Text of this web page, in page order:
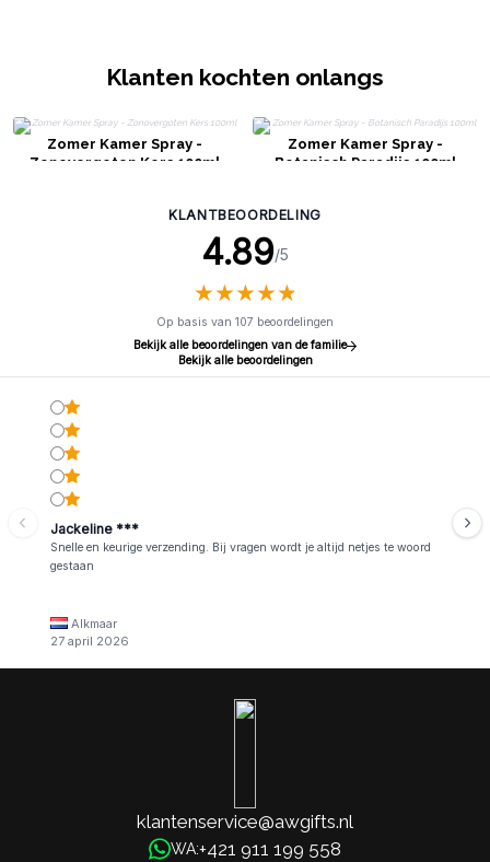
Klanten kochten onlangs
Zomer Kamer Spray -
Zonovergoten Kers 100ml
Zomer Kamer Spray -
Botanisch Paradijs 100ml
KLANTBEOORDELING
4.89/5
★★★★★
★★★★★
Op basis van 107 beoordelingen
Bekijk alle beoordelingen van de familie
Bekijk alle beoordelingen
Jackeline ***
Snelle en keurige verzending. Bij vragen wordt je altijd netjes te woord
gestaan
Alkmaar
27 april 2026
klantenservice@awgifts.nl
WA:+421 911 199 558